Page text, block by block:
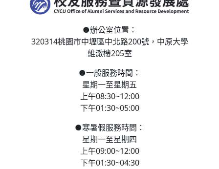
●辦公室位置：
320314桃園市中壢區中北路200號， 中原大學
維澈樓205室
●一般服務時間：
星期一至星期五
上午08:30~12:00
下午01:30~05:00
●寒暑假服務時間：
星期一至星期四
上午09:00~12:00
下午01:30~04:30